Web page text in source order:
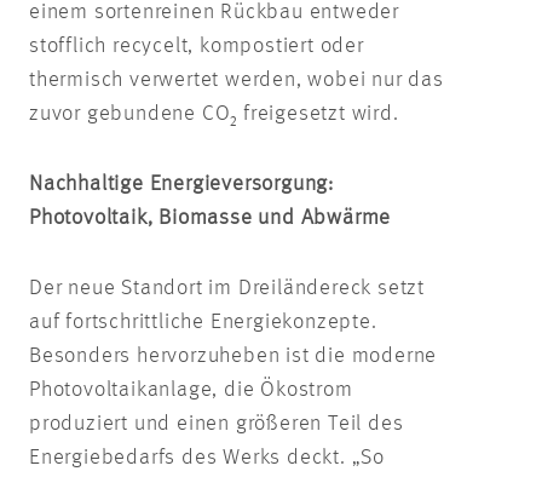
einem sortenreinen Rückbau entweder
stofflich recycelt, kompostiert oder
thermisch verwertet werden, wobei nur das
zuvor gebundene CO₂ freigesetzt wird.
Nachhaltige Energieversorgung:
Photovoltaik, Biomasse und Abwärme
Der neue Standort im Dreiländereck setzt
auf fortschrittliche Energiekonzepte.
Besonders hervorzuheben ist die moderne
Photovoltaikanlage, die Ökostrom
produziert und einen größeren Teil des
Energiebedarfs des Werks deckt. „So